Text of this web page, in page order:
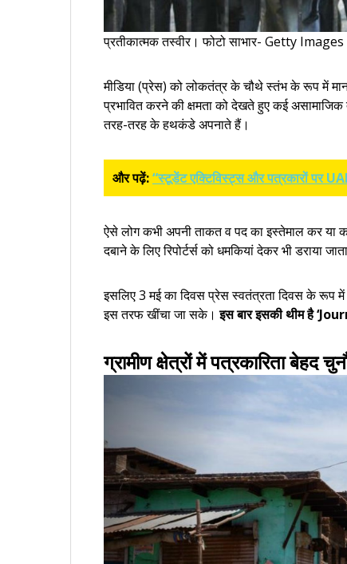
प्रतीकात्मक तस्वीर। फोटो साभार- Getty Images
मीडिया (प्रेस) को लोकतंत्र के चौथे स्तंभ के रूप में
प्रभावित करने की क्षमता को देखते हुए कई
तरह-तरह के हथकंडे अपनाते हैं।
और पढ़ें:“स्टूडेंट एक्टिविस्ट्स और पत्रकारों पर
ऐसे लोग कभी अपनी ताकत व पद का इस्तेमाल कर या
दबाने के लिए रिपोर्टर्स को धमकियां देकर भी डराया
इसलिए 3 मई का दिवस प्रेस स्वतंत्रता दिवस के रूप में
इस तरफ खींचा जा सके।इस बार इसकी थीम है
ग्रामीण क्षेत्रों में पत्रकारिता बेहद